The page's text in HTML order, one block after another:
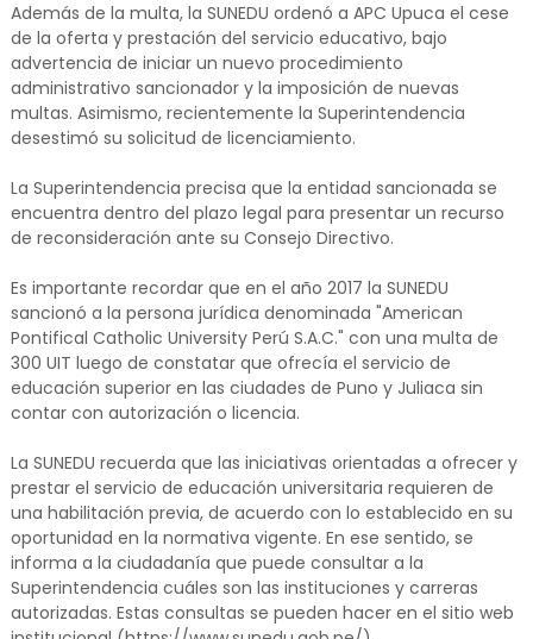
Además de la multa, la SUNEDU ordenó a APC Upuca el cese
de la oferta y prestación del servicio educativo, bajo
advertencia de iniciar un nuevo procedimiento
administrativo sancionador y la imposición de nuevas
multas. Asimismo, recientemente la Superintendencia
desestimó su solicitud de licenciamiento.
La Superintendencia precisa que la entidad sancionada se
encuentra dentro del plazo legal para presentar un recurso
de reconsideración ante su Consejo Directivo.
Es importante recordar que en el año 2017 la SUNEDU
sancionó a la persona jurídica denominada "American
Pontifical Catholic University Perú S.A.C." con una multa de
300 UIT luego de constatar que ofrecía el servicio de
educación superior en las ciudades de Puno y Juliaca sin
contar con autorización o licencia.
La SUNEDU recuerda que las iniciativas orientadas a ofrecer y
prestar el servicio de educación universitaria requieren de
una habilitación previa, de acuerdo con lo establecido en su
oportunidad en la normativa vigente. En ese sentido, se
informa a la ciudadanía que puede consultar a la
Superintendencia cuáles son las instituciones y carreras
autorizadas. Estas consultas se pueden hacer en el sitio web